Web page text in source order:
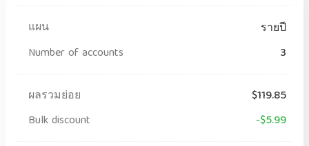
แผน
รายปี
Number of accounts
3
ผลรวมย่อย
$119.85
Bulk discount
-$5.99